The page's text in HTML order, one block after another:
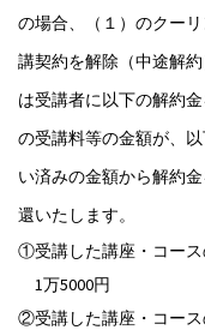
の場合、（１）のクー
講契約を解除（中途解
は受講者に以下の解約
の受講料等の金額が、
い済みの金額から解約
還いたします。
①受講した講座・コー
1万5000円
②受講した講座・コー